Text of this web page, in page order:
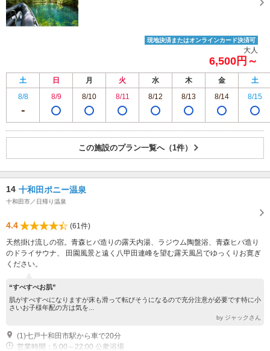
現地決済またはオンラインカード決済可
大人
6,500円～
土 日 月 火 水 木 金
土
8/8
8/9 8/10 8/11 8/12 8/13 8/14 8/15
この施設のプラン一覧へ（1件）
14 十和田ポニー温泉
十和田市／日帰り温泉
4.4
(61件)
天然掛け流しの宿。青森ヒバ造りの露天内湯、ラジウム陶盤浴、青森ヒバ造り
のドライサウナ、 田園風景と遠く八甲田連峰を望む露天風呂でゆっくりお寛ぎ
ください。
“すべすべお肌”
肌がすべすべになりますが床も滑って転びそうになるので充分注意が必要です特に小
さいお子様年配の方は気を...
by ジャックさん
(1)七戸十和田市駅から車で20分
営業時間：5:00～22:00 公衆浴場